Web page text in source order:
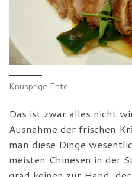
Knusprige Ente
Das ist zwar alles nicht
Ausnahme der frischen
man diese Dinge
meisten Chinesen in der